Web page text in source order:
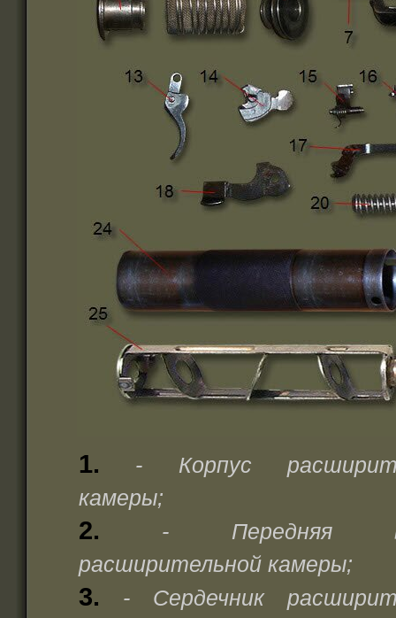
1.
- Корпус
камеры;
2.
- Передняя
расширительной камеры;
3.
- Сердечник